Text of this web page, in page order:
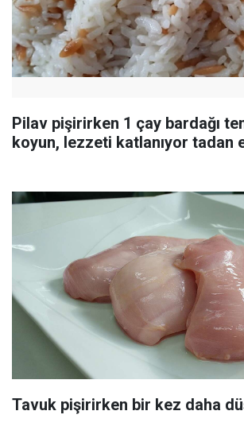
Pilav pişirirken 1 çay bardağı
koyun, lezzeti katlanıyor tadan
Tavuk pişirirken bir kez daha